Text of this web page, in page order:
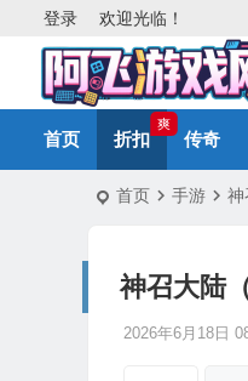
欢迎光临！
登录
首页 折扣
爽
传奇
首页 手游 神
神召大陆
2026年6月18日